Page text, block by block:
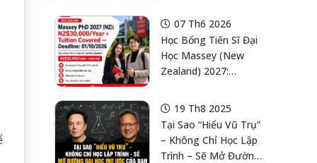
07 Th6 2026
Học Bổng Tiến Sĩ Đại
Học Massey (New
Zealand) 2027:
Học Phí Cho Ứng Viên
Phd/Doctorate, Hạn
01/10/2026.
19 Th8 2025
Tại Sao “Hiểu Vũ Trụ”
– Không Chỉ Học Lập
Trình – Sẽ Mở Đường